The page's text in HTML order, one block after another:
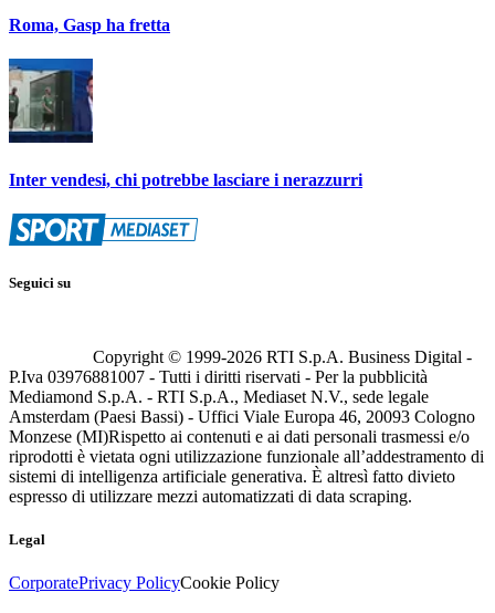
Roma, Gasp ha fretta
Inter vendesi, chi potrebbe lasciare i nerazzurri
Seguici su
Copyright © 1999-2026 RTI S.p.A. Business Digital -
P.Iva 03976881007 - Tutti i diritti riservati - Per la pubblicità
Mediamond S.p.A. - RTI S.p.A., Mediaset N.V., sede legale
Amsterdam (Paesi Bassi) - Uffici Viale Europa 46, 20093 Cologno
Monzese (MI)Rispetto ai contenuti e ai dati personali trasmessi e/o
riprodotti è vietata ogni utilizzazione funzionale all’addestramento di
sistemi di intelligenza artificiale generativa. È altresì fatto divieto
espresso di utilizzare mezzi automatizzati di data scraping.
Legal
CorporatePrivacy PolicyCookie Policy